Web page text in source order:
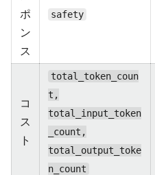
ポ
ン
ス
safety
コ
ス
ト
total_token_coun
t,
total_input_token
_count,
total_output_toke
n_count